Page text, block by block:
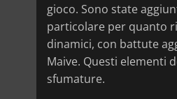
gioco. Sono state
particolare per quanto
dinamici, con battute
Maive. Questi elementi
sfumature.